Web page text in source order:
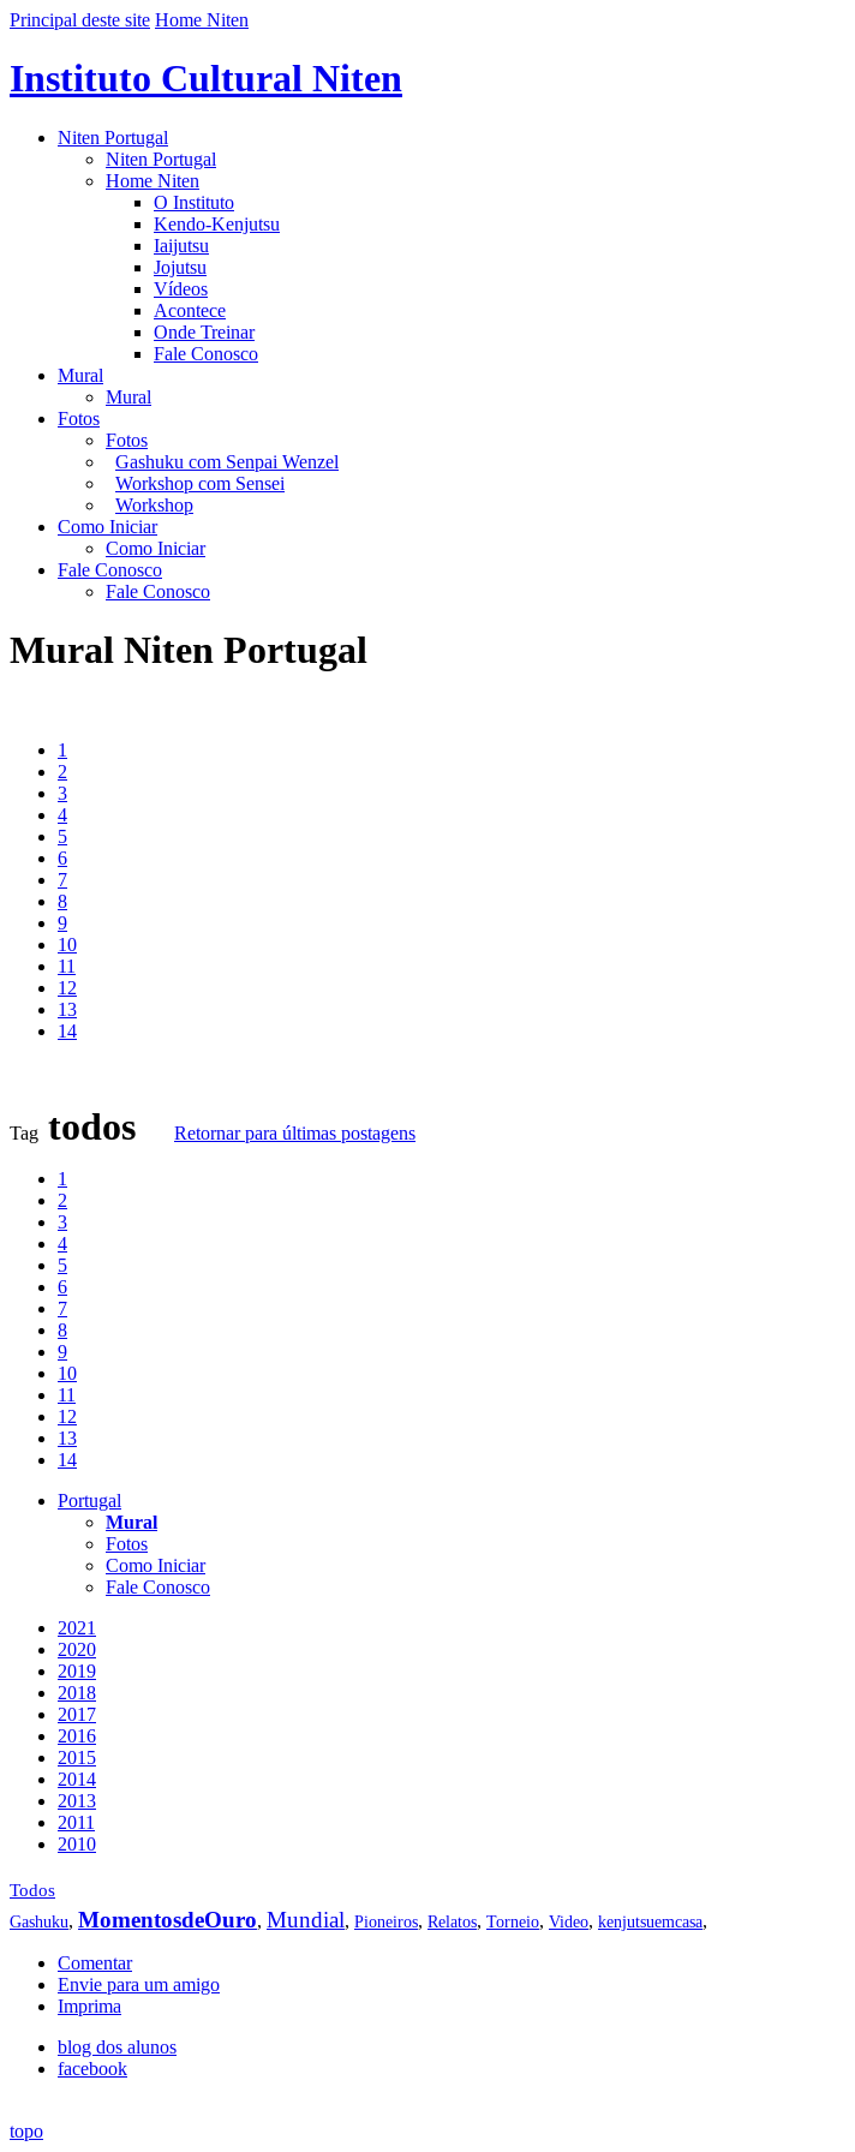
Principal deste site Home Niten
Instituto Cultural Niten
Niten Portugal
Niten Portugal
Home Niten
O Instituto
Kendo-Kenjutsu
Iaijutsu
Jojutsu
Vídeos
Acontece
Onde Treinar
Fale Conosco
Mural
Mural
Fotos
Fotos
Gashuku com Senpai Wenzel
Workshop com Sensei
Workshop
Como Iniciar
Como Iniciar
Fale Conosco
Fale Conosco
Mural Niten Portugal
1
2
3
4
5
6
7
8
9
10
11
12
13
14
Tag todos Retornar para últimas postagens
1
2
3
4
5
6
7
8
9
10
11
12
13
14
Portugal
Mural
Fotos
Como Iniciar
Fale Conosco
2021
2020
2019
2018
2017
2016
2015
2014
2013
2011
2010
Todos
Gashuku, MomentosdeOuro, Mundial, Pioneiros, Relatos, Torneio, Video, kenjutsuemcasa,
Comentar
Envie para um amigo
Imprima
blog dos alunos
facebook
topo